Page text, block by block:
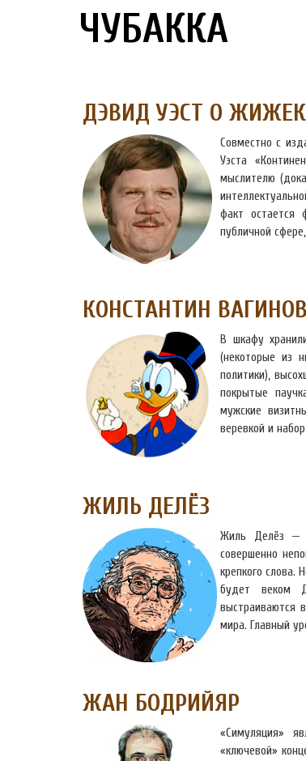
ЧУБАККА
ДЭВИД УЭСТ О
Совместно с
Уэста
мыслителю
факт остается
публичной
КОНСТАНТИН ВАГИНОВ
В шкафу
(некоторые из
политики),
покрытые
мужские
веревкой и
ЖИЛЬ ДЕЛЁЗ
Жиль Делёз —
совершенно
крепкого слова.
будет веком
выстраиваются
мира. Главный
ЖАН БОДРИЙЯР
«Симуляция»
«ключевой»